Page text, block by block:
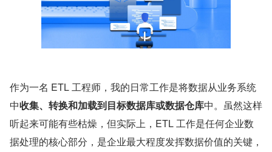
作为一名 ETL 工程师，我的日常工作是将数据从业务系统
中收集、转换和加载到目标数据库或数据仓库中。虽然这样
听起来可能有些枯燥，但实际上，ETL 工作是任何企业数
据处理的核心部分，是企业最大程度发挥数据价值的关键，